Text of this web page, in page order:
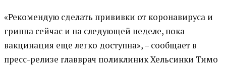
«Рекомендую сделать прививки от коронавируса и
гриппа сейчас и на следующей неделе, пока
вакцинация еще легко доступна», – сообщает в
пресс-релизе главврач поликлиник Хельсинки Тимо